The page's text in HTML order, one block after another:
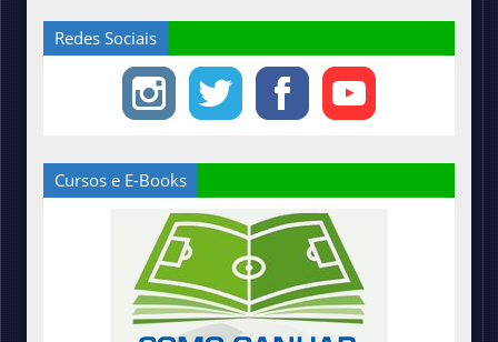
Redes Sociais
Cursos e E-Books